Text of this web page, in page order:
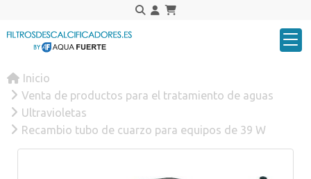
Inicio
Venta de productos para el tratamiento de aguas
Ultravioletas
Recambio tubo de cuarzo para equipos de 39 W